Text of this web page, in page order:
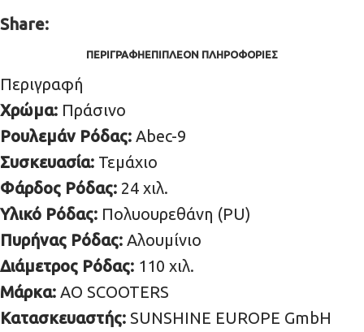
Share:
ΠΕΡΙΓΡΑΦΉΕΠΙΠΛΈΟΝ ΠΛΗΡΟΦΟΡΊΕΣ
Περιγραφή
Χρώμα: Πράσινο
Ρουλεμάν Ρόδας: Abec-9
Συσκευασία: Τεμάχιο
Φάρδος Ρόδας: 24 χιλ.
Υλικό Ρόδας: Πολυουρεθάνη (PU)
Πυρήνας Ρόδας: Αλουμίνιο
Διάμετρος Ρόδας: 110 χιλ.
Μάρκα: AO SCOOTERS
Κατασκευαστής: SUNSHINE EUROPE GmbH